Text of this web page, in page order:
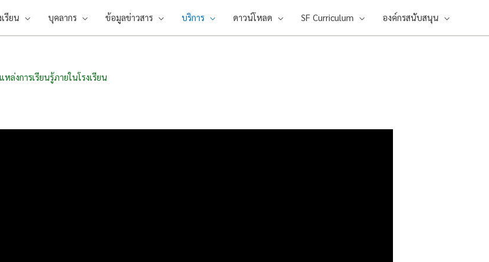
รียน บุคลากร ข้อมูลข่าวสาร บริการ ดาวน์โหลด SF Curriculum องค์กรสนับสนุน
แหล่งการเรียนรู้ภายในโรงเรียน